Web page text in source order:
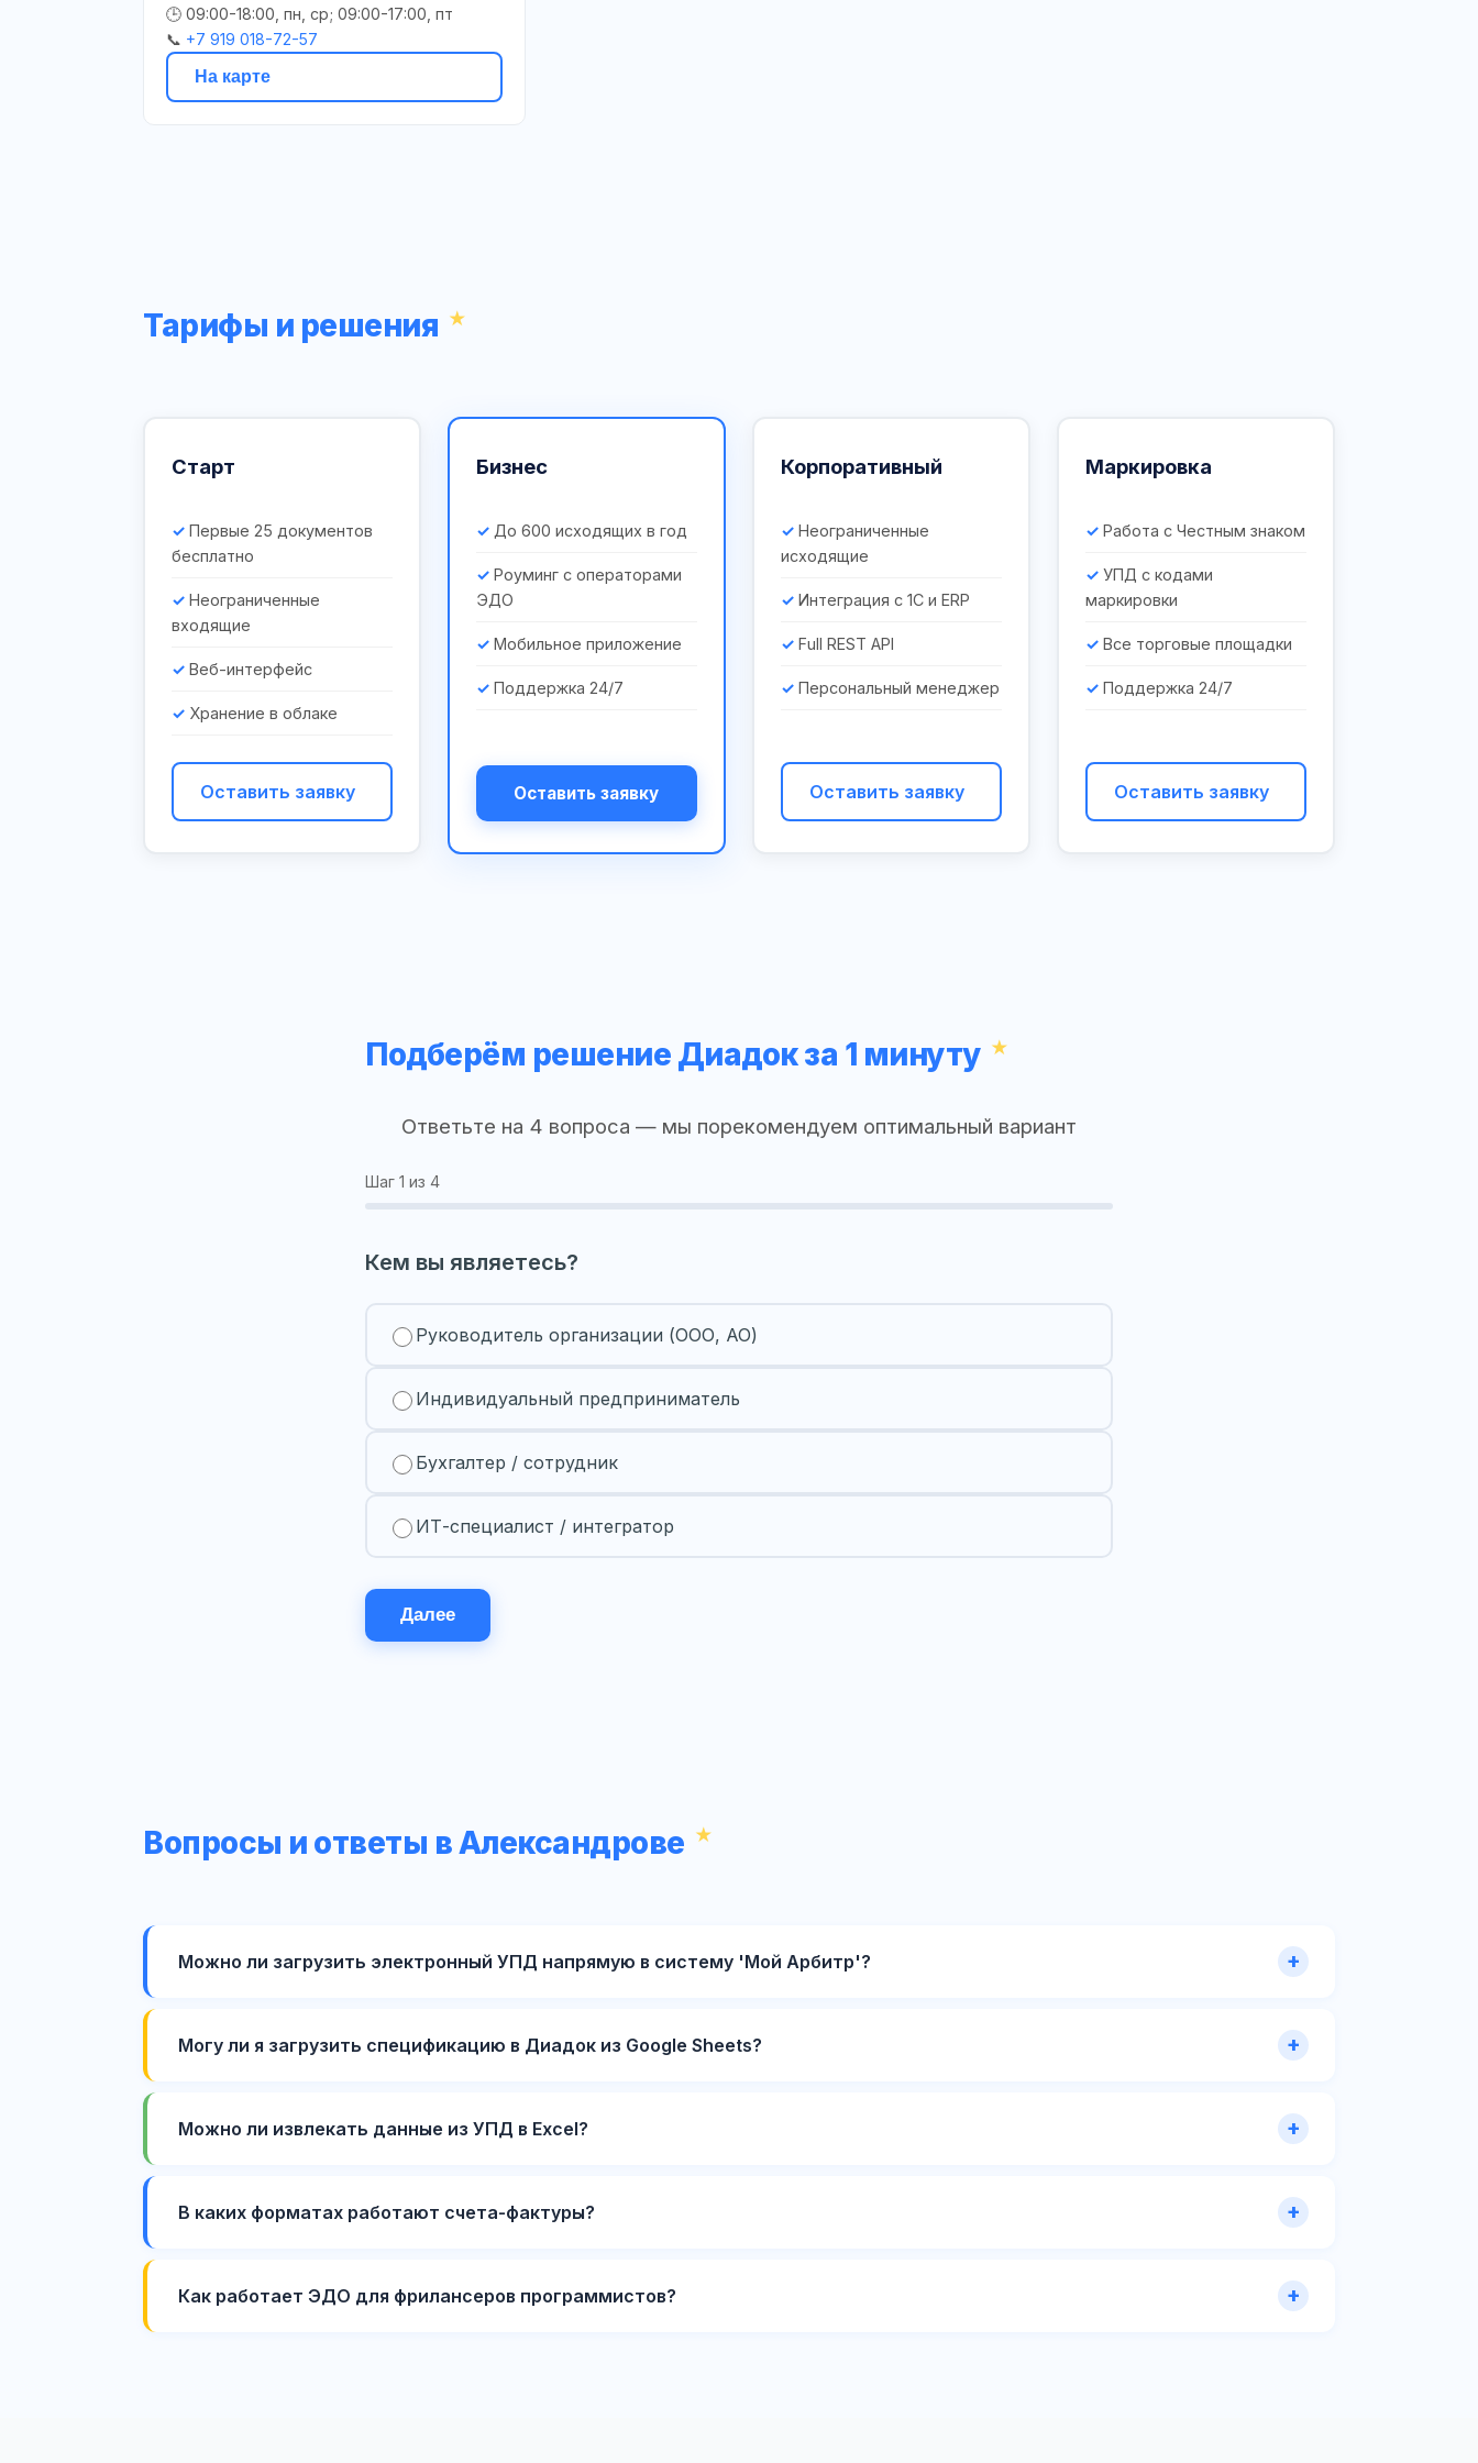
🕒 09:00-18:00, пн, ср; 09:00-17:00, пт
📞 +7 919 018-72-57
На карте
Тарифы и решения
Старт
Первые 25 документов
бесплатно
Неограниченные
входящие
Веб-интерфейс
Хранение в облаке
Оставить заявку
Бизнес
До 600 исходящих в год
Роуминг с операторами
ЭДО
Мобильное приложение
Поддержка 24/7
Оставить заявку
Корпоративный
Неограниченные
исходящие
Интеграция с 1С и ERP
Full REST API
Персональный менеджер
Оставить заявку
Маркировка
Работа с Честным знаком
УПД с кодами
маркировки
Все торговые площадки
Поддержка 24/7
Оставить заявку
Подберём решение Диадок за 1 минуту
Ответьте на 4 вопроса — мы порекомендуем оптимальный вариант
Шаг 1 из 4
Кем вы являетесь?
Руководитель организации (ООО, АО)
Индивидуальный предприниматель
Бухгалтер / сотрудник
ИТ-специалист / интегратор
Далее
Вопросы и ответы в Александрове
Можно ли загрузить электронный УПД напрямую в систему 'Мой Арбитр'?
Могу ли я загрузить спецификацию в Диадок из Google Sheets?
Можно ли извлекать данные из УПД в Excel?
В каких форматах работают счета-фактуры?
Как работает ЭДО для фрилансеров программистов?